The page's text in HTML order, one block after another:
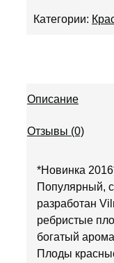
Категории:
Описание
Отзывы (0)
*Новинка
Популярный,
разработан
ребристые
богатый
Плоды